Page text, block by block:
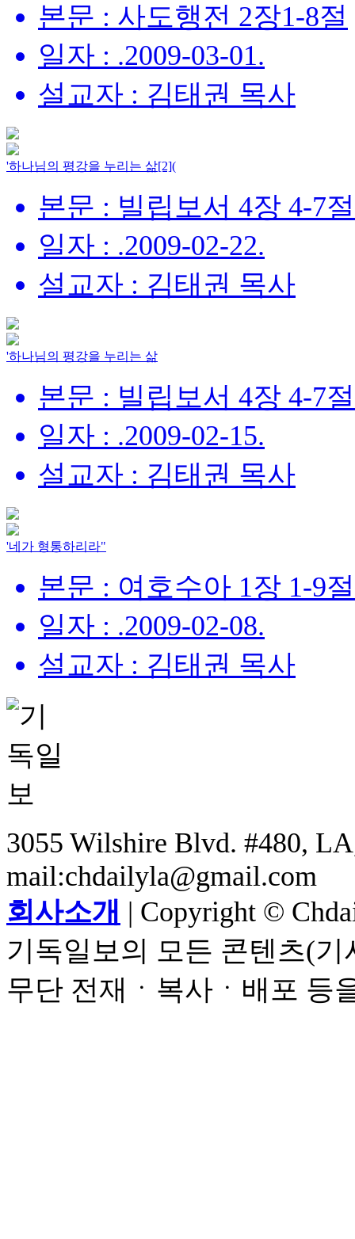
본문 : 사도행전 2장1-8절
일자 : .2009-03-01.
설교자 : 김태권 목사
'하나님의 평강을 누리는 삶[2](
본문 : 빌립보서 4장 4-7절
일자 : .2009-02-22.
설교자 : 김태권 목사
'하나님의 평강을 누리는 삶
본문 : 빌립보서 4장 4-7절
일자 : .2009-02-15.
설교자 : 김태권 목사
'네가 형통하리라"
본문 : 여호수아 1장 1-9절
일자 : .2009-02-08.
설교자 : 김태권 목사
3055 Wilshire Blvd. #480,
mail:chdailyla@gmail.com
회사소개 | Copyright ©
기독일보의 모든 콘텐츠(
무단 전재ㆍ복사ㆍ배포 등